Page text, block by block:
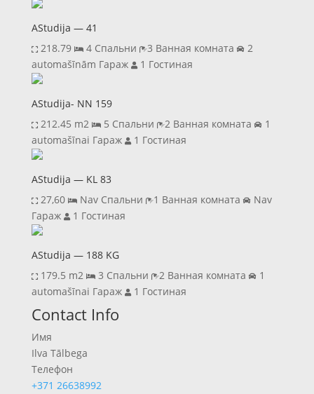
AStudija — 41
218.79
4 Спальни 3 Ванная комната 2
automašīnām Гараж
1 Гостиная
AStudija- NN 159
212.45 m2
5 Спальни 2 Ванная комната 1
automašīnai Гараж
1 Гостиная
AStudija — KL 83
27,60
Nav Спальни 1 Ванная комната Nav
Гараж
1 Гостиная
AStudija — 188 KG
179.5 m2
3 Спальни 2 Ванная комната 1
automašīnai Гараж
1 Гостиная
Previous
Next
Contact Info
Имя
Ilva Tālbega
Телефон
+371 26638992